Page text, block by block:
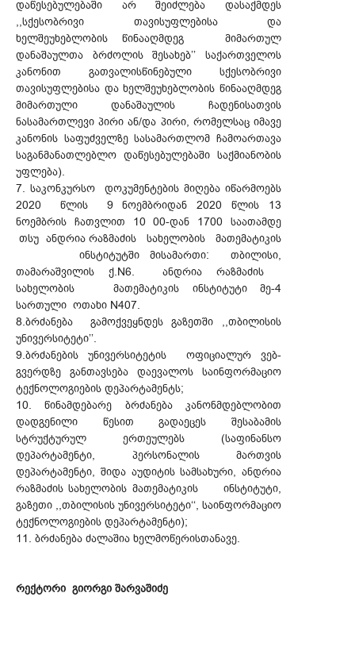
დაწესებულებაში არ შეიძლება დასაქმდეს
,,სქესობრივი თავისუფლებისა და
ხელშეუხებლობის წინააღმდეგ მიმართულ
დანაშაულთა ბრძოლის შესახებ’’ საქართველოს
კანონით გათვალისწინებული სქესობრივი
თავისუფლებისა და ხელშეუხებლობის წინააღმდეგ
მიმართული დანაშაულის ჩადენისათვის
ნასამართლევი პირი ან/და პირი, რომელსაც იმავე
კანონის საფუძველზე სასამართლომ ჩამოართავა
საგანმანათლებლო დაწესებულებაში საქმიანობის
უფლება).
7. საკონკურსო დოკუმენტების მიღება იწარმოებს
2020 წლის 9 ნოემბრიდან 2020 წლის 13
ნოემბრის ჩათვლით 10 00-დან 1700 საათამდე
თსუ ანდრია რაზმაძის სახელობის მათემატიკის
ინსტიტუტში მისამართი: თბილისი,
თამარაშვილის ქ.N6. ანდრია რაზმაძის
სახელობის მათემატიკის ინსტიტუტი მე-4
სართული ოთახი N407.
8.ბრძანება გამოქვეყნდეს გაზეთში ,,თბილისის
უნივერსიტეტი’’.
9.ბრძანების უნივერსიტეტის ოფიციალურ ვებ-
გვერდზე განთავსება დაევალოს საინფორმაციო
ტექნოლოგიების დეპარტამენტს;
10. წინამდებარე ბრძანება კანონმდებლობით
დადგენილი წესით გადაეცეს შესაბამის
სტრუქტურულ ერთეულებს (საფინანსო
დეპარტამენტი, პერსონალის მართვის
დეპარტამენტი, შიდა აუდიტის სამსახური, ანდრია
რაზმაძის სახელობის მათემატიკის ინსტიტუტი,
გაზეთი ,,თბილისის უნივერსიტეტი‘‘, საინფორმაციო
ტექნოლოგიების დეპარტამენტი);
11. ბრძანება ძალაშია ხელმოწერისთანავე.
რექტორი გიორგი შარვაშიძე